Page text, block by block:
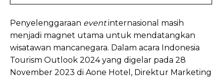
Penyelenggaraan eventinternasional masih
menjadi magnet utama untuk mendatangkan
wisatawan mancanegara. Dalam acara Indonesia
Tourism Outlook 2024 yang digelar pada 28
November 2023 di Aone Hotel, Direktur Marketing